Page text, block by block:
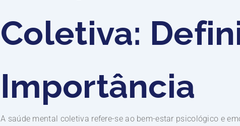
Coletiva:
Importância
A saúde mental coletiva refere-se ao bem-estar psicológico e